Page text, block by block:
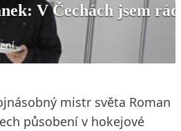
V Čechách jsem rád
mistr světa Roman
působení v hokejové